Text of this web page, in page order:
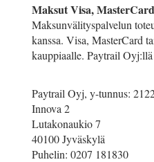
Maksut Visa,
Maksunvälityspalvelun
kanssa. Visa, MasterCard
kauppiaalle. Paytrail
Paytrail Oyj, y-tunnus:
Innova 2
Lutakonaukio 7
40100 Jyväskylä
Puhelin: 0207 181830